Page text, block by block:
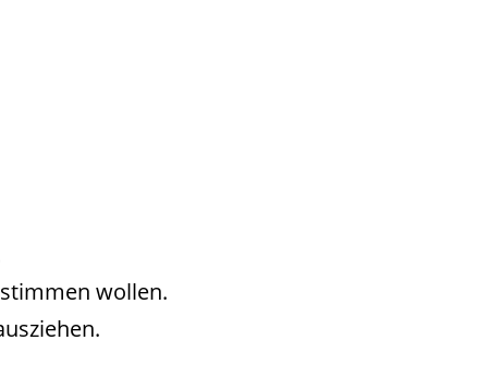
wollen.